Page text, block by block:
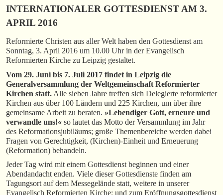
INTERNATIONALER GOTTESDIENST AM 3.
APRIL 2016
Reformierte Christen aus aller Welt haben den Gottesdienst am
Sonntag, 3. April 2016 um 10.00 Uhr in der Evangelisch
Reformierten Kirche zu Leipzig gestaltet.
Vom 29. Juni bis 7. Juli 2017 findet in Leipzig die
Generalversammlung der Weltgemeinschaft Reformierter
Kirchen statt. Alle sieben Jahre treffen sich Delegierte reformierter
Kirchen aus über 100 Ländern und 225 Kirchen, um über ihre
gemeinsame Arbeit zu beraten. »Lebendiger Gott, erneure und
verwandle uns!« so lautet das Motto der Versammlung im Jahr
des Reformationsjubiläums; große Themenbereiche werden dabei
Fragen von Gerechtigkeit, (Kirchen)-Einheit und Erneuerung
(Reformation) behandeln.
Jeder Tag wird mit einem Gottesdienst beginnen und einer
Abendandacht enden. Viele dieser Gottesdienste finden am
Tagungsort auf dem Messegelände statt, weitere in unserer
Evangelisch Reformierten Kirche; und zum Eröffnungsgottesdienst